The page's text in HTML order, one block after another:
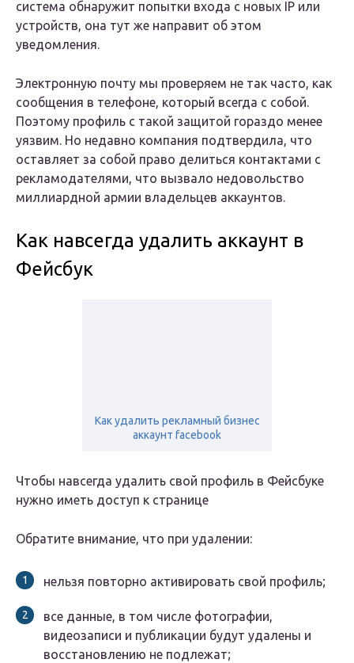
система обнаружит попытки входа с новых IP или
устройств, она тут же направит об этом
уведомления.
Электронную почту мы проверяем не так часто, как
сообщения в телефоне, который всегда с собой.
Поэтому профиль с такой защитой гораздо менее
уязвим. Но недавно компания подтвердила, что
оставляет за собой право делиться контактами с
рекламодателями, что вызвало недовольство
миллиардной армии владельцев аккаунтов.
Как навсегда удалить аккаунт в
Фейсбук
Как удалить рекламный бизнес
аккаунт facebook
Чтобы навсегда удалить свой профиль в Фейсбуке
нужно иметь доступ к странице
Обратите внимание, что при удалении:
нельзя повторно активировать свой профиль;
все данные, в том числе фотографии,
видеозаписи и публикации будут удалены и
восстановлению не подлежат;